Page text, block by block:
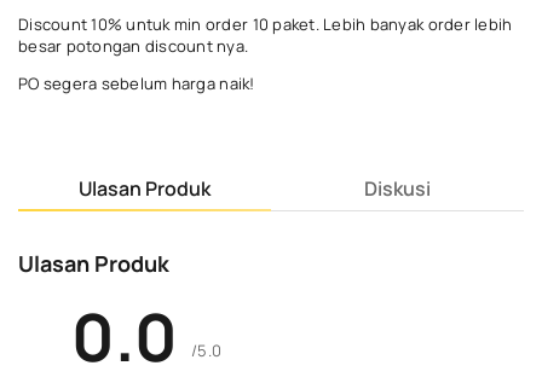
Discount 10% untuk min order 10 paket. Lebih banyak order lebih
besar potongan discount nya.
PO segera sebelum harga naik!
Ulasan Produk Diskusi
Ulasan Produk
0.0 /5.0